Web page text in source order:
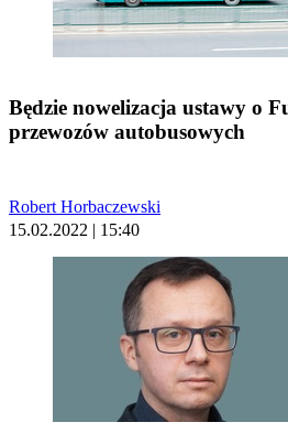
Będzie nowelizacja ustawy o
przewozów autobusowych
Robert Horbaczewski
15.02.2022 | 15:40